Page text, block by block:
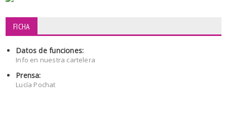
FICHA
Datos de funciones:
Info en nuestra cartelera
Prensa:
Lucía Pochat